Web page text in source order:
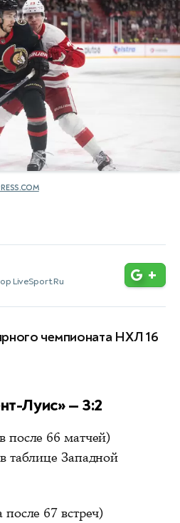
LiveSport.Ru +
чемпионата НХЛ 16
Луис» — 3:2
после 66 матчей)
таблице Западной
67 встреч)